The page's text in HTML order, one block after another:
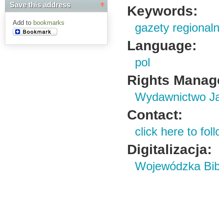
Save this address
Add to bookmarks
Keywords:
gazety
Language:
pol
Rights
Wydawnictwo
Contact:
click here to
Digitalizacja:
Wojewódzka